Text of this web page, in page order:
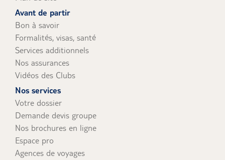
Avant de partir
Bon à savoir
Formalités, visas, santé
Services additionnels
Nos assurances
Vidéos des Clubs
Nos services
Votre dossier
Demande devis groupe
Nos brochures en ligne
Espace pro
Agences de voyages